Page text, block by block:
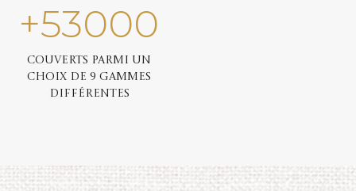
+53000
Couverts parmi un
choix de 9 gammes
différentes